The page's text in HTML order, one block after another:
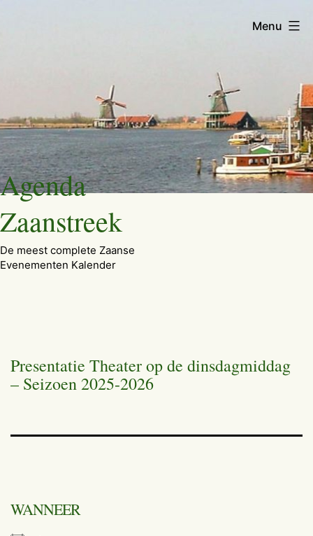
Ga
naar
de
inhoud
Agenda
Zaanstreek
De meest complete Zaanse
Evenementen Kalender
Menu
Presentatie Theater op de dinsdagmiddag
– Seizoen 2025-2026
WANNEER